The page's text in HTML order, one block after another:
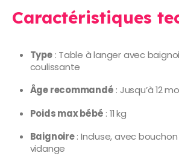
Caractéristiques
Type: Table à langer avec
coulissante
Âge recommandé : Jusqu’à 12
Poids max bébé : 11 kg
Baignoire: Incluse, avec
vidange